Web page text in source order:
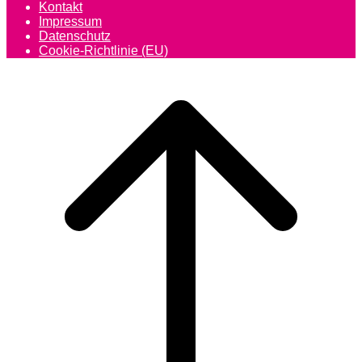
Kontakt
Impressum
Datenschutz
Cookie-Richtlinie (EU)